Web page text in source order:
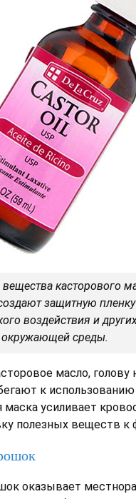
касторового
защитную пленку
воздействия и
окружающей среды.
масло,
к
усиливает
полезных веществ к
оказывает